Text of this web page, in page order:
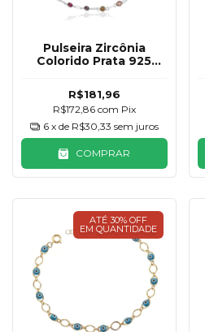
Pulseira Zircônia
Colorido Prata 925
R$181,96
R$172,86 com Pix
6 x de R$30,33 sem juros
COMPRAR
ATÉ 30% OFF
EM QUANTIDADE